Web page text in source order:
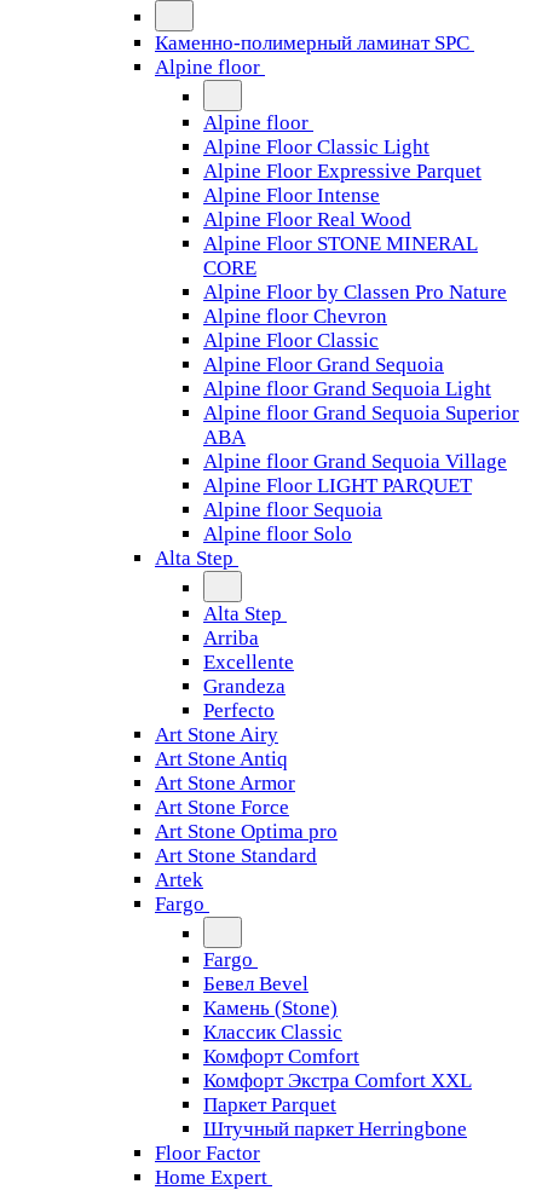
Каменно-полимерный ламинат SPC
Alpine floor
Alpine floor
Alpine Floor Classic Light
Alpine Floor Expressive Parquet
Alpine Floor Intense
Alpine Floor Real Wood
Alpine Floor STONE MINERAL
CORE
Alpine Floor by Classen Pro Nature
Alpine floor Chevron
Alpine Floor Classic
Alpine Floor Grand Sequoia
Alpine floor Grand Sequoia Light
Alpine floor Grand Sequoia Superior
ABA
Alpine floor Grand Sequoia Village
Alpine Floor LIGHT PARQUET
Alpine floor Sequoia
Alpine floor Solo
Alta Step
Alta Step
Arriba
Excellente
Grandeza
Perfecto
Art Stone Airy
Art Stone Antiq
Art Stone Armor
Art Stone Force
Art Stone Optima pro
Art Stone Standard
Artek
Fargo
Fargo
Бевел Bevel
Камень (Stone)
Классик Classic
Комфорт Comfort
Комфорт Экстра Comfort XXL
Паркет Parquet
Штучный паркет Herringbone
Floor Factor
Home Expert